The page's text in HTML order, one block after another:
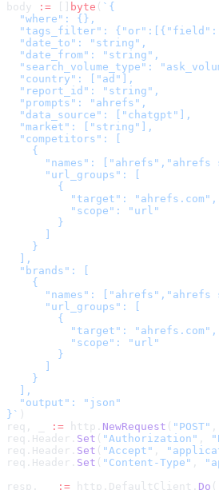
body := byte ( ` {
  "where": {},
"tags_filter":
  "date_to": "string",
  "date_from": "string",
"search_volume_type":
  "country": ["ad"],
  "report_id": "string",
  "prompts": "ahrefs",
  "data_source": ["chatgpt"],
  "market": ["string"],
  "competitors": [
    {
"names": ["ahrefs","ahrefs
      "url_groups": [
        {
          "target": "ahrefs.com",
          "scope": "url"
        }
    }
  ],
  "brands": [
    {
"names": ["ahrefs","ahrefs
      "url_groups": [
        {
          "target": "ahrefs.com",
          "scope": "url"
        }
    }
  ],
  "output": "json"
} ` )
req, _
:= http. NewRequest ( "POST" ,
req.Header. Set ( "Authorization" ,
req.Header. Set ( "Accept" ,
req.Header. Set ( "Content-Type" ,
resp, _
:= http.DefaultClient. Do